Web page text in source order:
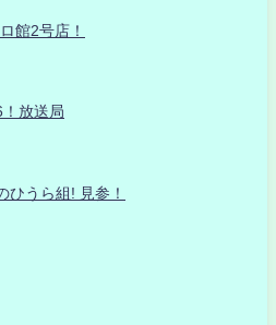
館2号店！
放送局
うら組! 見参！